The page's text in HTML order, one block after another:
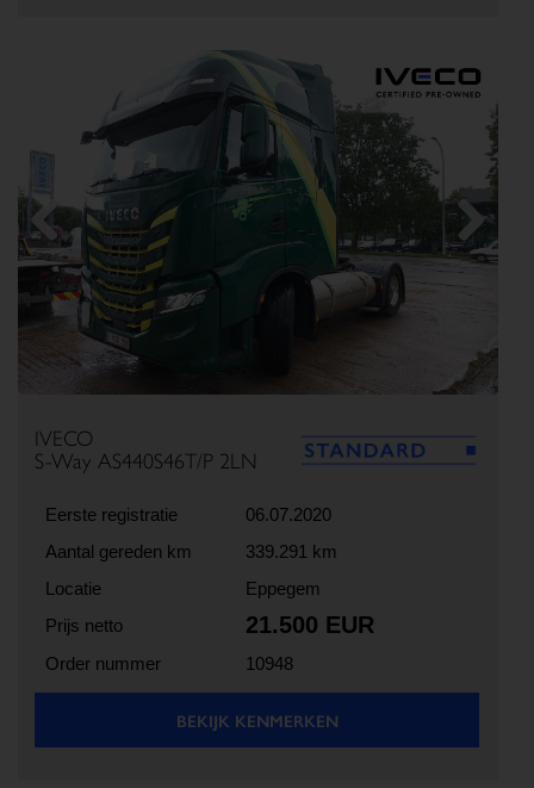
Previous Next
IVECO
S-Way AS440S46T/P 2LN
Eerste registratie
06.07.2020
Aantal gereden km
339.291 km
Locatie
Eppegem
Prijs netto
21.500 EUR
Order nummer 10948
BEKIJK KENMERKEN